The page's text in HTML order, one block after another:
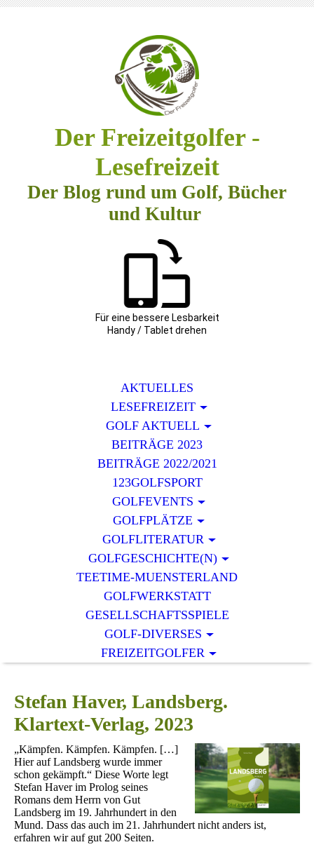
Der Freizeitgolfer -
Lesefreizeit
Der Blog rund um Golf, Bücher
und Kultur
Für eine bessere Lesbarkeit
Handy / Tablet drehen
AKTUELLES
LESEFREIZEIT
GOLF AKTUELL
BEITRÄGE 2023
BEITRÄGE 2022/2021
123GOLFSPORT
GOLFEVENTS
GOLFPLÄTZE
GOLFLITERATUR
GOLFGESCHICHTE(N)
TEETIME-MUENSTERLAND
GOLFWERKSTATT
GESELLSCHAFTSSPIELE
GOLF-DIVERSES
FREIZEITGOLFER
Stefan Haver, Landsberg.
Klartext-Verlag, 2023
„Kämpfen. Kämpfen. Kämpfen. […]
Hier auf Landsberg wurde immer
schon gekämpft.“ Diese Worte legt
Stefan Haver im Prolog seines
Romans dem Herrn von Gut
Landsberg im 19. Jahrhundert in den
Mund. Dass das auch im 21. Jahrhundert nicht anders ist,
erfahren wir auf gut 200 Seiten.